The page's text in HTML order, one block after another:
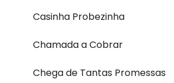
Casinha Probezinha
Chamada a Cobrar
Chega de Tantas Promessas